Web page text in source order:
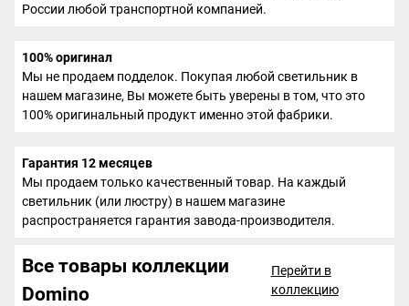
России любой транспортной компанией.
100% оригинал
Мы не продаем подделок. Покупая любой светильник в
нашем магазине, Вы можете быть уверены в том, что это
100% оригинальный продукт именно этой фабрики.
Гарантия 12 месяцев
Мы продаем только качественный товар. На каждый
светильник (или люстру) в нашем магазине
распространяется гарантия завода-производителя.
Все товары коллекции
Domino
Перейти в
коллекцию